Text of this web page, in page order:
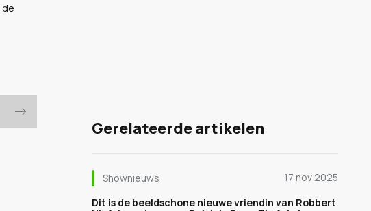
de
Gerelateerde artikelen
Shownieuws
17 nov 2025
Dit is de beeldschone nieuwe vriendin van Robbert